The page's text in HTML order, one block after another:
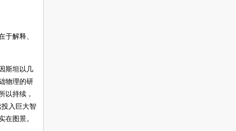
于解释、
斯坦以几
物理的研
以持续，
投入巨大智
在图景。